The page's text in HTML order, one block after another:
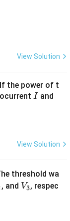
View Solution
the power of t
I
I and
View Solution
threshold wa
, and V
V3, respec
\gt